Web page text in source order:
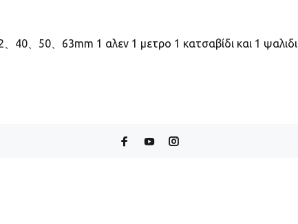
40、50、63mm 1 αλεν 1 μετρο 1 κατσαβίδι και 1 ψαλιδι